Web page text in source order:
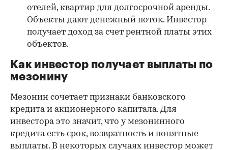
отелей, квартир для долгосрочной аренды.
Объекты дают денежный поток. Инвестор
получает доход за счет рентной платы этих
объектов.
Как инвестор получает выплаты по
мезонину
Мезонин сочетает признаки банковского
кредита и акционерного капитала. Для
инвестора это значит, что у мезонинного
кредита есть срок, возвратность и понятные
выплаты. В некоторых случаях инвестор может